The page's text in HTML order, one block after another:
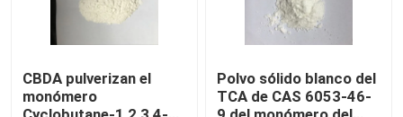
CBDA pulverizan el
monómero
Polvo sólido blanco del
TCA de CAS 6053-46-